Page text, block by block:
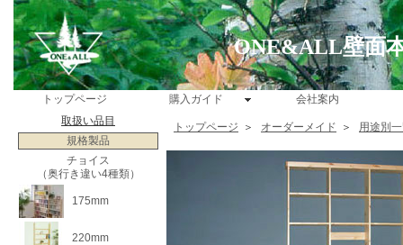
ONE&ALL壁面
トップページ 購入ガイド
会社案内
取扱い品目
規格製品
チョイス
（奥行き違い4種類）
175mm
220mm
トップページ ＞ オーダーメイド ＞ 用途別